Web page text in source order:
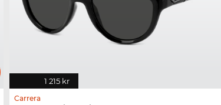
1 215 kr
Carrera